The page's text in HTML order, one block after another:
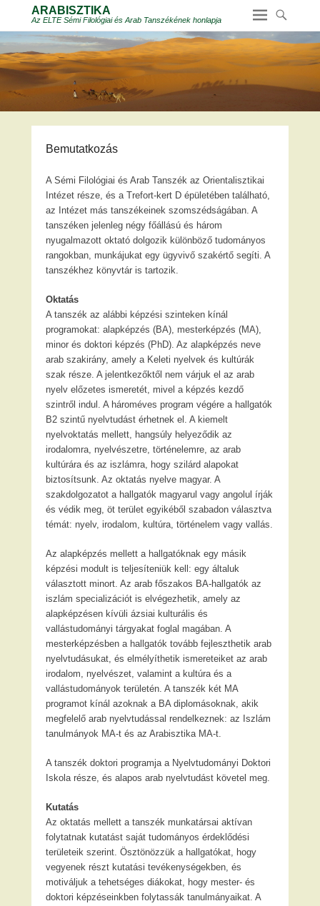
ARABISZTIKA
Az ELTE Sémi Filológiai és Arab Tanszékének honlapja
Bemutatkozás
A Sémi Filológiai és Arab Tanszék az Orientalisztikai
Intézet része, és a Trefort-kert D épületében található,
az Intézet más tanszékeinek szomszédságában. A
tanszéken jelenleg négy főállású és három
nyugalmazott oktató dolgozik különböző tudományos
rangokban, munkájukat egy ügyvivő szakértő segíti. A
tanszékhez könyvtár is tartozik.
Oktatás
A tanszék az alábbi képzési szinteken kínál
programokat: alapképzés (BA), mesterképzés (MA),
minor és doktori képzés (PhD). Az alapképzés neve
arab szakirány, amely a Keleti nyelvek és kultúrák
szak része. A jelentkezőktől nem várjuk el az arab
nyelv előzetes ismeretét, mivel a képzés kezdő
szintről indul. A hároméves program végére a hallgatók
B2 szintű nyelvtudást érhetnek el. A kiemelt
nyelvoktatás mellett, hangsúly helyeződik az
irodalomra, nyelvészetre, történelemre, az arab
kultúrára és az iszlámra, hogy szilárd alapokat
biztosítsunk. Az oktatás nyelve magyar. A
szakdolgozatot a hallgatók magyarul vagy angolul írják
és védik meg, öt terület egyikéből szabadon választva
témát: nyelv, irodalom, kultúra, történelem vagy vallás.
Az alapképzés mellett a hallgatóknak egy másik
képzési modult is teljesíteniük kell: egy általuk
választott minort. Az arab főszakos BA-hallgatók az
iszlám specializációt is elvégezhetik, amely az
alapképzésen kívüli ázsiai kulturális és
vallástudományi tárgyakat foglal magában. A
mesterképzésben a hallgatók tovább fejleszthetik arab
nyelvtudásukat, és elmélyíthetik ismereteiket az arab
irodalom, nyelvészet, valamint a kultúra és a
vallástudományok területén. A tanszék két MA
programot kínál azoknak a BA diplomásoknak, akik
megfelelő arab nyelvtudással rendelkeznek: az Iszlám
tanulmányok MA-t és az Arabisztika MA-t.
A tanszék doktori programja a Nyelvtudományi Doktori
Iskola része, és alapos arab nyelvtudást követel meg.
Kutatás
Az oktatás mellett a tanszék munkatársai aktívan
folytatnak kutatást saját tudományos érdeklődési
területeik szerint. Ösztönözzük a hallgatókat, hogy
vegyenek részt kutatási tevékenységekben, és
motiváljuk a tehetséges diákokat, hogy mester- és
doktori képzéseinkben folytassák tanulmányaikat. A